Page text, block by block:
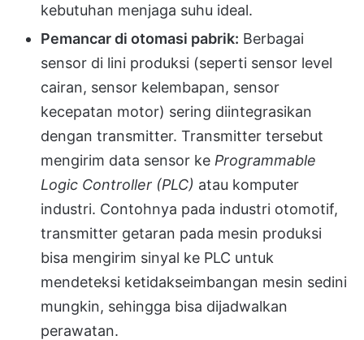
kebutuhan menjaga suhu ideal.
Pemancar di otomasi pabrik: Berbagai
sensor di lini produksi (seperti sensor level
cairan, sensor kelembapan, sensor
kecepatan motor) sering diintegrasikan
dengan transmitter. Transmitter tersebut
mengirim data sensor ke Programmable
Logic Controller (PLC) atau komputer
industri. Contohnya pada industri otomotif,
transmitter getaran pada mesin produksi
bisa mengirim sinyal ke PLC untuk
mendeteksi ketidakseimbangan mesin sedini
mungkin, sehingga bisa dijadwalkan
perawatan.